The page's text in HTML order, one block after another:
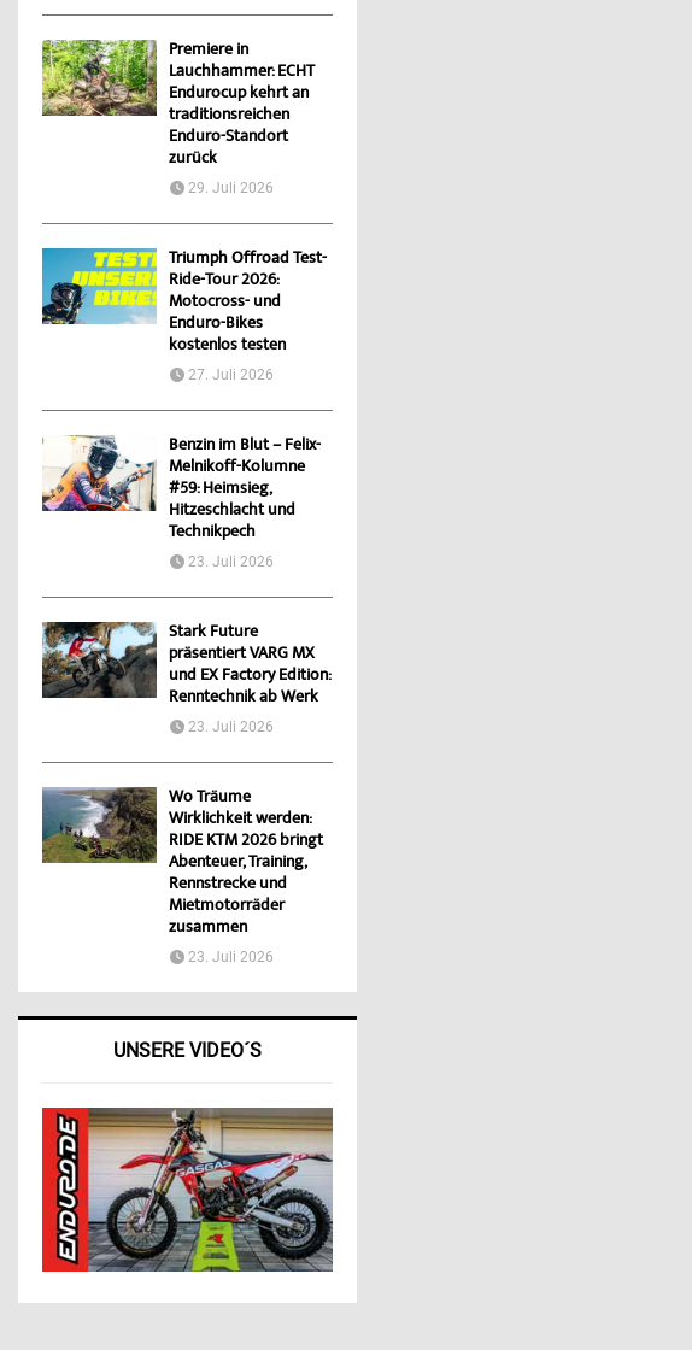
Premiere in
Lauchhammer: ECHT
Endurocup kehrt an
traditionsreichen
Enduro-Standort
zurück
29. Juli 2026
Triumph Offroad Test-
Ride-Tour 2026:
Motocross- und
Enduro-Bikes
kostenlos testen
27. Juli 2026
Benzin im Blut – Felix-
Melnikoff-Kolumne
#59: Heimsieg,
Hitzeschlacht und
Technikpech
23. Juli 2026
Stark Future
präsentiert VARG MX
und EX Factory Edition:
Renntechnik ab Werk
23. Juli 2026
Wo Träume
Wirklichkeit werden:
RIDE KTM 2026 bringt
Abenteuer, Training,
Rennstrecke und
Mietmotorräder
zusammen
23. Juli 2026
UNSERE VIDEO´S